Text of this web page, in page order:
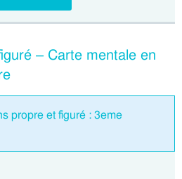
– Carte mentale en
propre et figuré : 3eme